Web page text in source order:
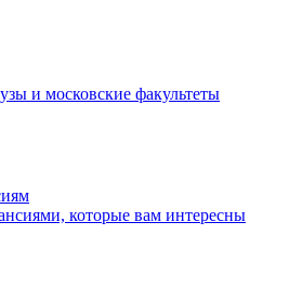
и московские факультеты
которые вам интересны